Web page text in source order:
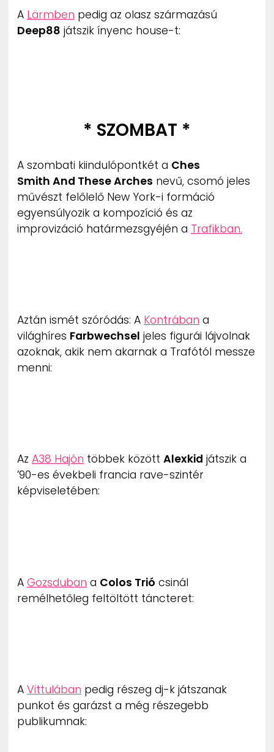
A Lärmben pedig az olasz származású
Deep88 játszik ínyenc house-t:
* SZOMBAT *
A szombati kiindulópontkét a Ches
Smith And These Arches nevű, csomó jeles
művészt felőlelő New York-i formáció
egyensúlyozik a kompozíció és az
improvizáció határmezsgyéjén a Trafikban.
Aztán ismét szóródás: A Kontrában a
világhíres Farbwechsel jeles figurái lájvolnak
azoknak, akik nem akarnak a Trafótól messze
menni:
Az A38 Hajón többek között Alexkid játszik a
’90-es évekbeli francia rave-szintér
képviseletében:
A Gozsduban a Colos Trió csinál
remélhetőleg feltöltött táncteret:
A Vittulában pedig részeg dj-k játszanak
punkot és garázst a még részegebb
publikumnak: